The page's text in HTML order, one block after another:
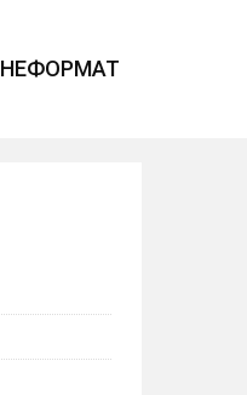
НЕФОРМАТ